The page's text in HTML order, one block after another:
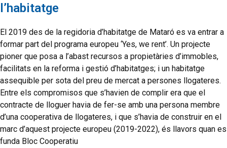
l’habitatge
El 2019 des de la regidoria d’habitatge de Mataró es va entrar a
formar part del programa europeu ‘Yes, we rent’. Un projecte
pioner que posa a l’abast recursos a propietàries d’immobles,
facilitats en la reforma i gestió d’habitatges; i un habitatge
assequible per sota del preu de mercat a persones llogateres.
Entre els compromisos que s’havien de complir era que el
contracte de lloguer havia de fer-se amb una persona membre
d’una cooperativa de llogateres, i que s’havia de construir en el
marc d’aquest projecte europeu (2019-2022), és llavors quan es
funda Bloc Cooperatiu